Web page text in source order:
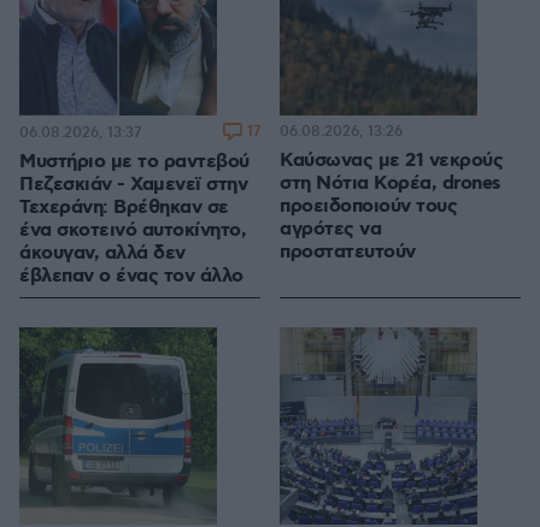
Μυστήριο με το ραντεβού
Πεζεσκιάν - Χαμενεϊ στην
Τεχεράνη: Βρέθηκαν σε
ένα σκοτεινό αυτοκίνητο,
άκουγαν, αλλά δεν
έβλεπαν ο ένας τον άλλο
06.08.2026, 13:37 17
Καύσωνας με 21 νεκρούς
στη Νότια Κορέα, drones
προειδοποιούν τους
αγρότες να
προστατευτούν
06.08.2026, 13:26